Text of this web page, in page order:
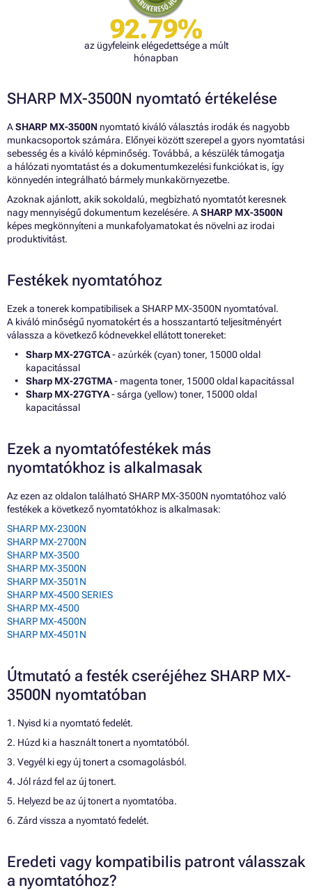
92.79%
az ügyfeleink elégedettsége a múlt
hónapban
SHARP MX-3500N nyomtató értékelése
ASHARP MX-3500N nyomtató kiváló választás irodák és nagyobb
munkacsoportok számára. Előnyei között szerepel a gyors nyomtatási
sebesség és a kiváló képminőség. Továbbá, a készülék támogatja
a hálózati nyomtatást és a dokumentumkezelési funkciókat is, így
könnyedén integrálható bármely munkakörnyezetbe.
Azoknak ajánlott, akik sokoldalú, megbízható nyomtatót keresnek
nagy mennyiségű dokumentum kezelésére. ASHARP MX-3500N
képes megkönnyíteni a munkafolyamatokat és növelni az irodai
produktivitást.
Festékek nyomtatóhoz
Ezek a tonerek kompatibilisek a SHARP MX-3500N nyomtatóval.
A kiváló minőségű nyomatokért és a hosszantartó teljesítményért
válassza a következő kódnevekkel ellátott tonereket:
Sharp MX-27GTCA- azúrkék (cyan) toner, 15000 oldal
kapacitással
Sharp MX-27GTMA- magenta toner, 15000 oldal kapacitással
Sharp MX-27GTYA- sárga (yellow) toner, 15000 oldal
kapacitással
Ezek a nyomtatófestékek más
nyomtatókhoz is alkalmasak
Az ezen az oldalon található SHARP MX-3500N nyomtatóhoz való
festékek a következő nyomtatókhoz is alkalmasak:
SHARP MX-2300N
SHARP MX-2700N
SHARP MX-3500
SHARP MX-3500N
SHARP MX-3501N
SHARP MX-4500 SERIES
SHARP MX-4500
SHARP MX-4500N
SHARP MX-4501N
Útmutató a festék cseréjéhez SHARP MX-
3500N nyomtatóban
1. Nyisd ki a nyomtató fedelét.
2. Húzd ki a használt tonert a nyomtatóból.
3. Vegyél ki egy új tonert a csomagolásból.
4. Jól rázd fel az új tonert.
5. Helyezd be az új tonert a nyomtatóba.
6. Zárd vissza a nyomtató fedelét.
Eredeti vagy kompatibilis patront válasszak
a nyomtatóhoz?